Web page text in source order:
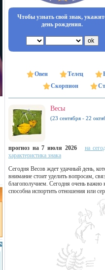
Чтобы узнать свой знак,
день рождения.
Овен Телец
Скорпион
Весы
(23 сентября - 22
прогноз на 7 июля 2026
на
характеристика знака
Сегодня Весов ждет удачный день,
внимание стоит уделить вопросам,
благополучием. Сегодня очень важно
способна испортить отношения или